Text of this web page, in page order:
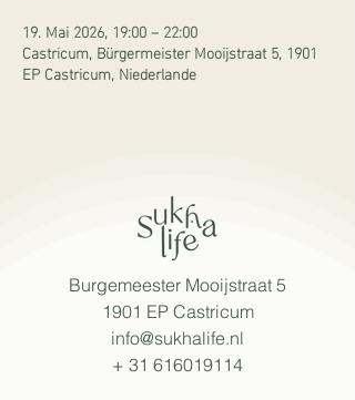
19. Mai 2026, 19:00 – 22:00
Castricum, Bürgermeister Mooijstraat 5, 1901
EP Castricum, Niederlande
Burgemeester Mooijstraat 5
1901 EP Castricum
info@sukhalife.nl
+ 31 616019114